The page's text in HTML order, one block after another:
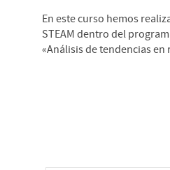
En este curso hemos
STEAM dentro del
«Análisis de tendencias en